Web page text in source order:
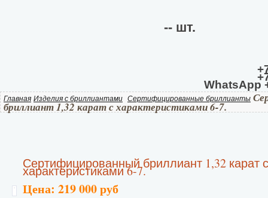
--шт.
WhatsApp
Главная Изделия с бриллиантами Сертифицированные бриллианты
бриллиант 1,32 карат с характеристиками 6-7.
Сертифицированный бриллиант 1,32 карат с
характеристиками 6-7.
Цена: 219 000 руб